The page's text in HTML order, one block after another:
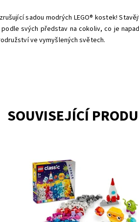
sadou modrých LEGO® kostek!
svých představ na cokoliv, co je
ve vymyšlených světech.
SOUVISEJÍCÍ
Postavte si z kostek LEGO® vlastní sluneční
Dostupnost:
Skladem2
11370
LEGO